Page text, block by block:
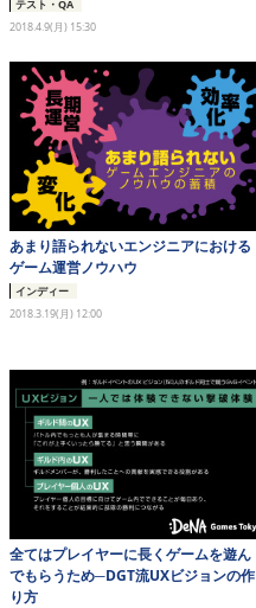
テスト・QA
2018.4.9(月) 15:30
あまり語られないエンジニアにおける
ゲーム運営ノウハウ
インディー
2018.3.19(月) 12:00
全てはプレイヤーに長くゲームを遊ん
でもらうため─DGT流UXビジョンの作
り方